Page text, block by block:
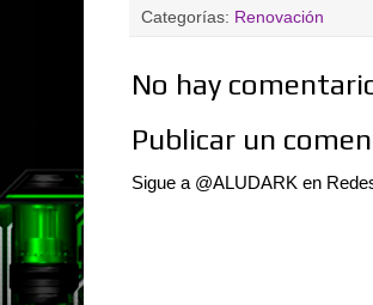
Categorías: Renovación
No hay
Publicar un
Sigue a @ALUDARK en